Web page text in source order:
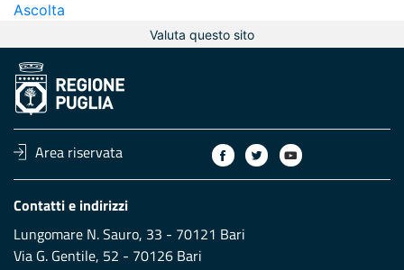
Ascolta
Valuta questo sito
Area riservata
Contatti e indirizzi
Lungomare N. Sauro, 33 - 70121 Bari
Via G. Gentile, 52 - 70126 Bari